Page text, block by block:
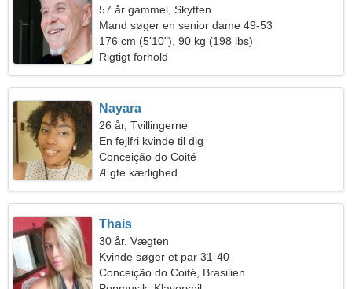
57 år gammel, Skytten
Mand søger en senior dame 49-53
176 cm (5'10"), 90 kg (198 lbs)
Rigtigt forhold
Nayara
26 år, Tvillingerne
En fejlfri kvinde til dig
Conceição do Coité
Ægte kærlighed
Thais
30 år, Vægten
Kvinde søger et par 31-40
Conceição do Coité, Brasilien